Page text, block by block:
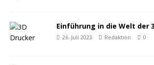
Einführung in die Welt der
26. Juli 2023 Redaktion 0